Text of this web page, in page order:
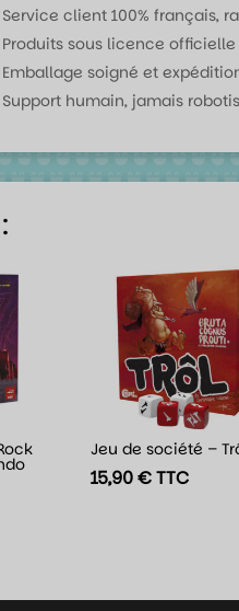
Service client 100% français,
Produits sous licence officielle
Emballage soigné et
Support humain, jamais
Jeu de société –
15,90€TTC